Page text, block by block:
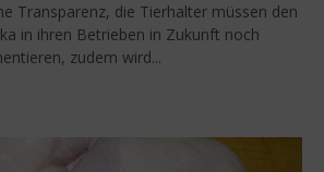
Transparenz, die Tierhalter müssen den
in ihren Betrieben in Zukunft noch
zudem wird...